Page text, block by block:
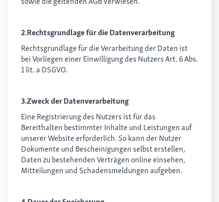
2.Rechtsgrundlage für die Datenverarbeitung
Rechtsgrundlage für die Verarbeitung der Daten ist
bei Vorliegen einer Einwilligung des Nutzers Art. 6 Abs.
1 lit. a DSGVO.
3.Zweck der Datenverarbeitung
Eine Registrierung des Nutzers ist für das
Bereithalten bestimmter Inhalte und Leistungen auf
unserer Website erforderlich. So kann der Nutzer
Dokumente und Bescheinigungen selbst erstellen,
Daten zu bestehenden Verträgen online einsehen,
Mitteilungen und Schadensmeldungen aufgeben.